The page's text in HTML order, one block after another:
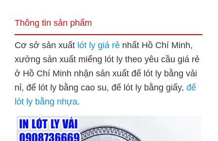
Thông tin sản phẩm
Cơ sở sản xuất lót ly giá rẻ nhất Hồ Chí Minh,
xưởng sản xuất miếng lót ly theo yêu cầu giá rẻ
ở Hồ Chí Minh nhận sản xuất đế lót ly bằng vải
nỉ, đế lót ly bằng cao su, đế lót ly bằng giấy, đế
lót ly bằng nhựa.